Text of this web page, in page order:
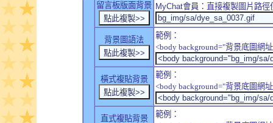
留言板版面背景 MyChat會員：直接複製圖片路
背景圖語法
範例：
<body background="背景底圖網
橫式複貼背景
範例：
<body background="背景底圖網
直式複貼背景
範例：